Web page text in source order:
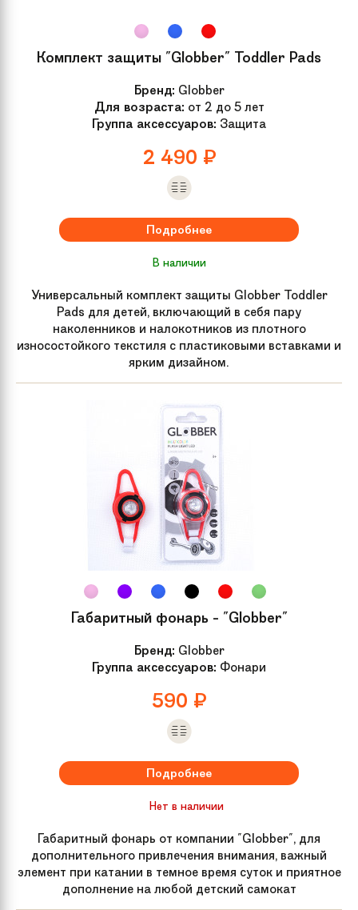
Комплект защиты "Globber" Toddler Pads
Бренд: Globber
Для возраста: от 2 до 5 лет
Группа аксессуаров: Защита
2 490 ₽
Подробнее
В наличии
Универсальный комплект защиты Globber Toddler
Pads для детей, включающий в себя пару
наколенников и налокотников из плотного
износостойкого текстиля с пластиковыми вставками и
ярким дизайном.
Габаритный фонарь - "Globber"
Бренд: Globber
Группа аксессуаров: Фонари
590 ₽
Подробнее
Нет в наличии
Габаритный фонарь от компании "Globber", для
дополнительного привлечения внимания, важный
элемент при катании в темное время суток и приятное
дополнение на любой детский самокат